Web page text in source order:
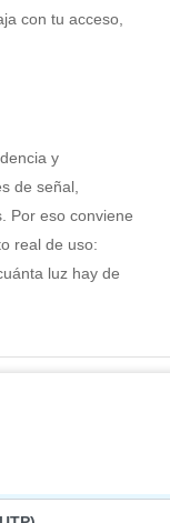
con tu acceso,
y
de señal,
Por eso conviene
real de uso:
luz hay de